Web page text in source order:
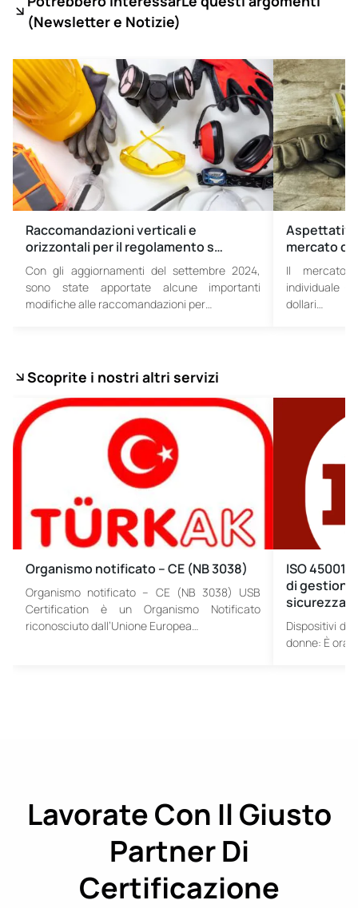
(Newsletter e Notizie)
Raccomandazioni verticali e
orizzontali per il regolamento s…
Con gli aggiornamenti del settembre 2024,
sono state apportate alcune importanti
modifiche alle raccomandazioni per…
mercato
Il mercato
individuale
dollari…
Scoprite i nostri altri servizi
Organismo notificato – CE (NB 3038)
Organismo notificato – CE (NB 3038) USB
Certification è un Organismo Notificato
riconosciuto dall’Unione Europea…
ISO 45001
di gestione
sicurezza
Dispositivi di
donne: È ora
Lavorate Con Il Giusto
Partner Di
Certificazione